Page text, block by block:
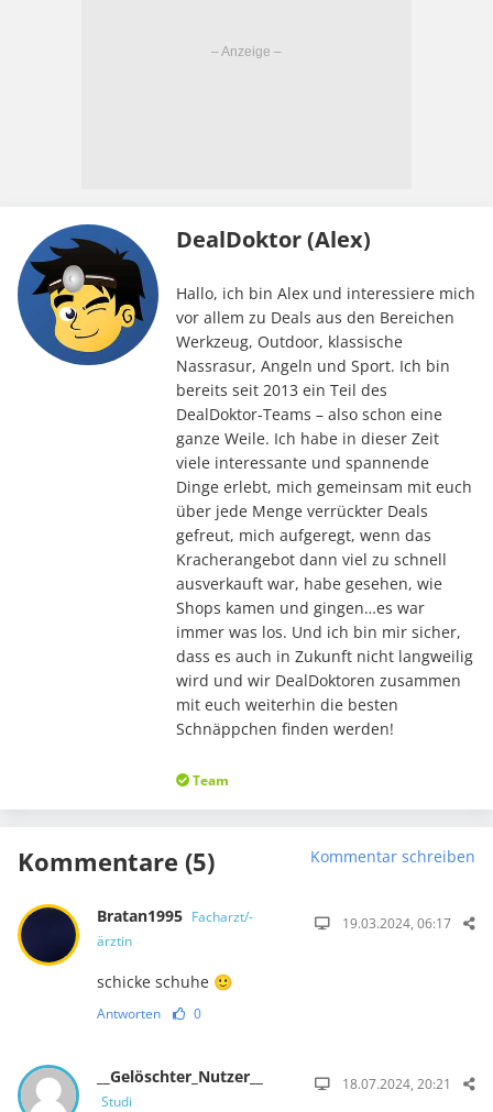
DealDoktor (Alex)
Hallo, ich bin Alex und interessiere mich
vor allem zu Deals aus den Bereichen
Werkzeug, Outdoor, klassische
Nassrasur, Angeln und Sport. Ich bin
bereits seit 2013 ein Teil des
DealDoktor-Teams – also schon eine
ganze Weile. Ich habe in dieser Zeit
viele interessante und spannende
Dinge erlebt, mich gemeinsam mit euch
über jede Menge verrückter Deals
gefreut, mich aufgeregt, wenn das
Kracherangebot dann viel zu schnell
ausverkauft war, habe gesehen, wie
Shops kamen und gingen…es war
immer was los. Und ich bin mir sicher,
dass es auch in Zukunft nicht langweilig
wird und wir DealDoktoren zusammen
mit euch weiterhin die besten
Schnäppchen finden werden!
Team
Kommentare (5) Kommentar schreiben
Bratan1995 Facharzt/-
ärztin
19.03.2024, 06:17
schicke schuhe 🙂
Antworten 0
__Gelöschter_Nutzer__
Studi
18.07.2024, 20:21